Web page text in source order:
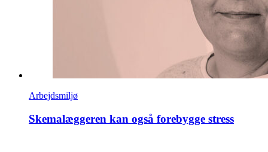
Arbejdsmiljø
Skemalæggeren kan også forebygge stress